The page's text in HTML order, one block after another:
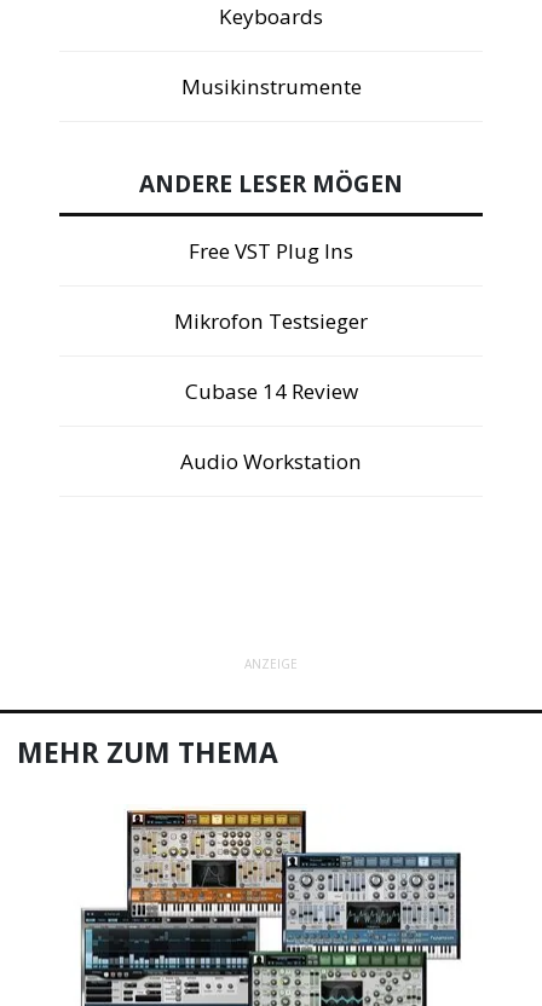
Keyboards
Musikinstrumente
ANDERE LESER MÖGEN
Free VST Plug Ins
Mikrofon Testsieger
Cubase 14 Review
Audio Workstation
ANZEIGE
MEHR ZUM THEMA